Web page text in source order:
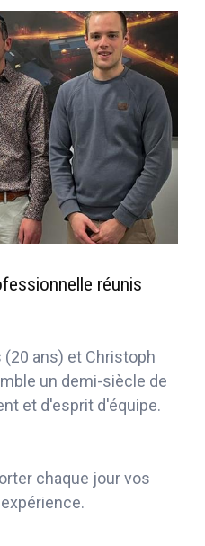
réunis
(20 ans) et Christoph
un demi-siècle de
et d'esprit d'équipe.
chaque jour vos